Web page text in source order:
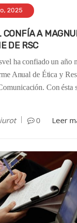
2025
CONFÍA A
DE RSC
ha confiado un año
Anual de Ética y
Con ésta
0 Leer